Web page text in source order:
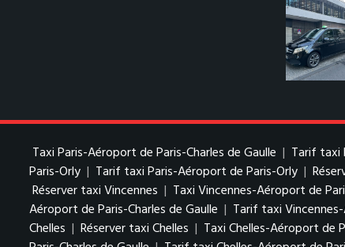
Taxi Paris-Aéroport de Paris-Charles de Gaulle | Tarif taxi
Paris-Orly | Tarif taxi Paris-Aéroport de Paris-Orly |
Réserver taxi Vincennes | Taxi Vincennes-Aéroport de
Aéroport de Paris-Charles de Gaulle | Tarif taxi
Chelles | Réserver taxi Chelles | Taxi Chelles-Aéroport de